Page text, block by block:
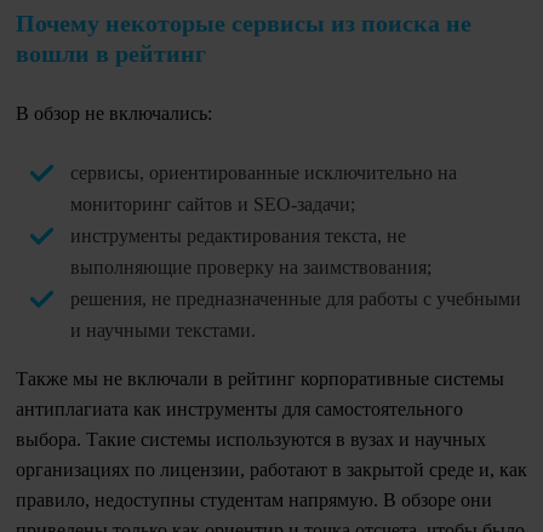
Почему некоторые сервисы из поиска не
вошли в рейтинг
В обзор не включались:
сервисы, ориентированные исключительно на
мониторинг сайтов и SEO-задачи;
инструменты редактирования текста, не
выполняющие проверку на заимствования;
решения, не предназначенные для работы с учебными
и научными текстами.
Также мы не включали в рейтинг корпоративные системы
антиплагиата как инструменты для самостоятельного
выбора. Такие системы используются в вузах и научных
организациях по лицензии, работают в закрытой среде и, как
правило, недоступны студентам напрямую. В обзоре они